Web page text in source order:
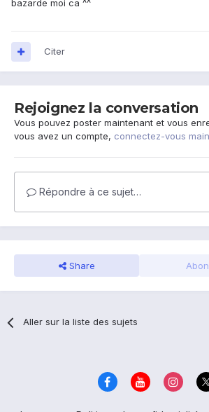
bazarde moi ca ^^
Citer
Rejoignez la conversation
Vous pouvez poster maintenant et vous
vous avez un compte, connectez-vous
Répondre à ce sujet…
Share
Aller sur la liste des sujets